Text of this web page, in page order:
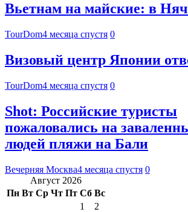
Вьетнам на майские: в
TourDom4 месяца спустя 0
Визовый центр Японии
TourDom4 месяца спустя 0
Shot: Российские туристы
пожаловались на
людей пляжи на Бали
Вечерняя Москва4 месяца спустя 0
Август 2026
Пн Вт Ср Чт Пт Сб Вс
1
2